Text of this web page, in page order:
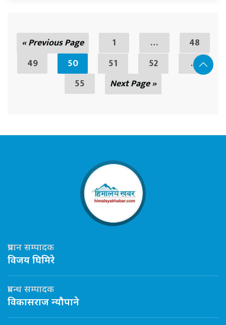
« Previous Page 1 …
48
49
50 51 52
...
55
Next Page »
प्रधान सम्पादक
विजय घिमिरे
प्रबन्ध सम्पादक
विकासराज न्यौपाने